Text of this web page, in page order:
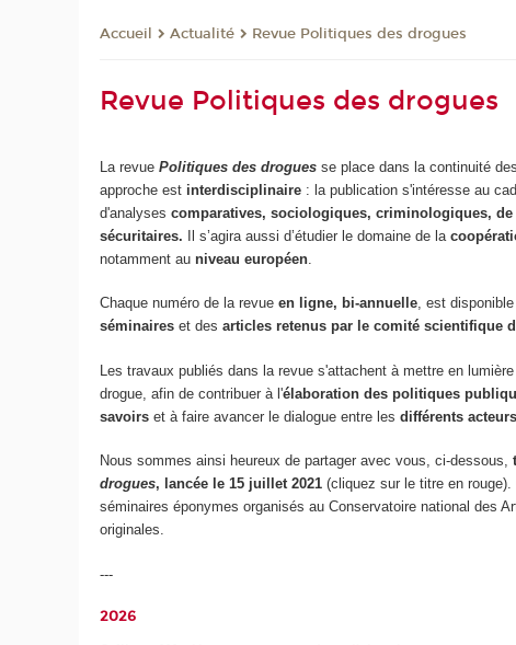
Accueil Actualité Revue Politiques des drogues
Revue Politiques des drogues
La revuePolitiques des drogues se place dans la continuité
approche est interdisciplinaire : la publication s'intéresse au
d'analysescomparatives, sociologiques, criminologiques,
sécuritaires. Il s’agira aussi d’étudier le domaine de la
notamment auniveau européen
Chaque numéro de la revueen ligne, bi-annuelle, est disponible
séminaires et desarticles retenus par le comité scientifique
Les travaux publiés dans la revue s'attachent à mettre en
drogue, afin de contribuer à l'élaboration des politiques
savoirs et à faire avancer le dialogue entre lesdifférents
Nous sommes ainsi heureux de partager avec vous, ci-dessous,
drogues, lancée le 15 juillet 2021(cliquez sur le titre en
séminaires éponymes organisés au Conservatoire national des
originales.
---
2026